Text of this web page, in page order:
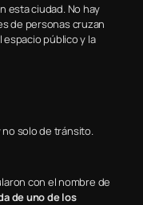
esta ciudad. No hay
de personas cruzan
público y la
solo de tránsito.
con el nombre de
de uno de los